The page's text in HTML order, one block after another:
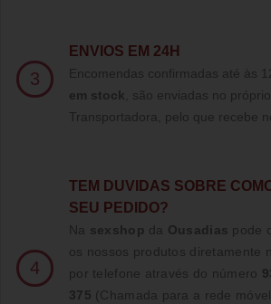
3
ENVIOS EM 24H
Encomendas confirmadas até às
em stock , são enviadas no
Transportadora, pelo que recebe
4
TE M DUVIDAS SOBRE
SEU PEDIDO?
Na sexshop da Ousadias pode
os nossos produtos diretamente
por telefone através do número
375 (Chamada para a rede móvel